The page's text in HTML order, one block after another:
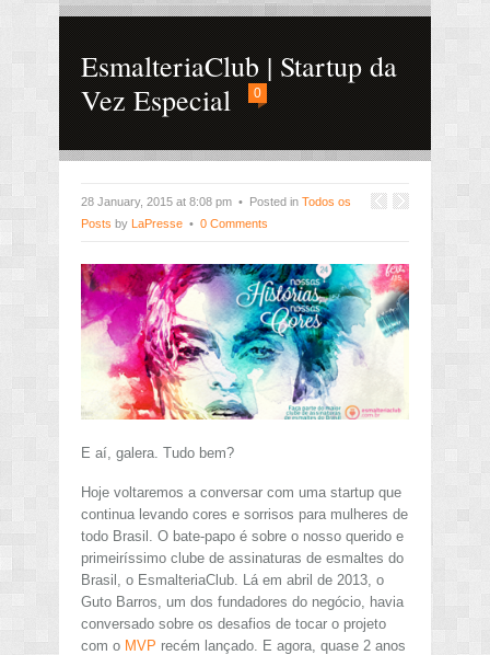
EsmalteriaClub | Startup da
Vez Especial
0
28 January, 2015 at 8:08 pm • Posted in Todos os
Posts by LaPresse • 0 Comments
E aí, galera. Tudo bem?
Hoje voltaremos a conversar com uma startup que
continua levando cores e sorrisos para mulheres de
todo Brasil. O bate-papo é sobre o nosso querido e
primeiríssimo clube de assinaturas de esmaltes do
Brasil, o EsmalteriaClub. Lá em abril de 2013, o
Guto Barros, um dos fundadores do negócio, havia
conversado sobre os desafios de tocar o projeto
com o MVP recém lançado. E agora, quase 2 anos